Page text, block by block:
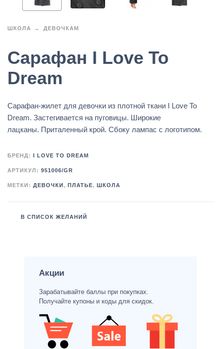
ШКОЛА ДЕВОЧКАМ
Сарафан I Love To
Dream
Сарафан-жилет для девочки из плотной ткани I Love To
Dream. Застегивается на пуговицы. Широкие
лацканы. Приталенный крой. Сбоку лампас с логотипом.
БРЕНД: I LOVE TO DREAM
АРТИКУЛ: 951006/GR
МЕТКИ: ДЕВОЧКИ , ПЛАТЬЕ, ШКОЛА
В СПИСОК ЖЕЛАНИЙ
Акции
Зарабатывайте баллы при покупках.
Получайте купоны и коды для скидок.